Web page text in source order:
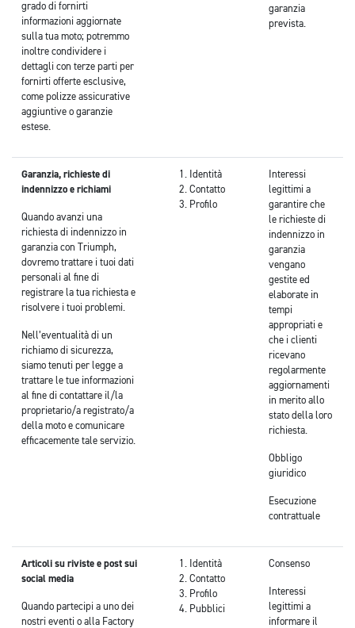
grado di fornirti
informazioni aggiornate
sulla tua moto; potremmo
inoltre condividere i
dettagli con terze parti per
fornirti offerte esclusive,
come polizze assicurative
aggiuntive o garanzie
estese.
garanzia
prevista.
Garanzia, richieste di
indennizzo e richiami
Quando avanzi una
richiesta di indennizzo in
garanzia con Triumph,
dovremo trattare i tuoi dati
personali al fine di
registrare la tua richiesta e
risolvere i tuoi problemi.
Nell’eventualità di un
richiamo di sicurezza,
siamo tenuti per legge a
trattare le tue informazioni
al fine di contattare il/la
proprietario/a registrato/a
della moto e comunicare
efficacemente tale servizio.
Identità
Contatto
Profilo
Interessi
legittimi a
garantire che
le richieste di
indennizzo in
garanzia
vengano
gestite ed
elaborate in
tempi
appropriati e
che i clienti
ricevano
regolarmente
aggiornamenti
in merito allo
stato della loro
richiesta.
Obbligo
giuridico
Esecuzione
contrattuale
Articoli su riviste e post sui
social media
Quando partecipi a uno dei
nostri eventi o alla Factory
Identità
Contatto
Profilo
Pubblici
Consenso
Interessi
legittimi a
informare il